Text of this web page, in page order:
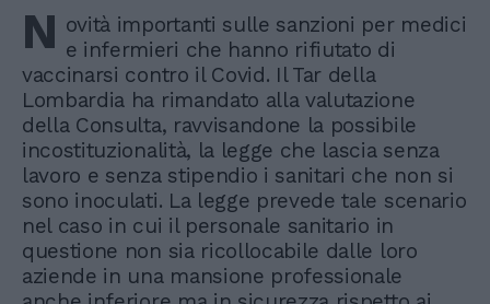
N ovità importanti sulle sanzioni per medici
e infermieri che hanno rifiutato di
vaccinarsi contro il Covid. Il Tar della
Lombardia ha rimandato alla valutazione
della Consulta, ravvisandone la possibile
incostituzionalità, la legge che lascia senza
lavoro e senza stipendio i sanitari che non si
sono inoculati. La legge prevede tale scenario
nel caso in cui il personale sanitario in
questione non sia ricollocabile dalle loro
aziende in una mansione professionale